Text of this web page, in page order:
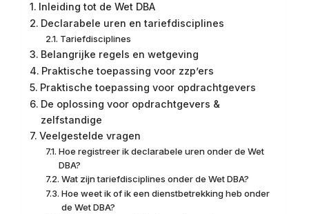
Inleiding tot de Wet DBA
Declarabele uren en tariefdisciplines
Tariefdisciplines
Belangrijke regels en wetgeving
Praktische toepassing voor zzp’ers
Praktische toepassing voor opdrachtgevers
De oplossing voor opdrachtgevers &
zelfstandige
Veelgestelde vragen
Hoe registreer ik declarabele uren onder de Wet
DBA?
Wat zijn tariefdisciplines onder de Wet DBA?
Hoe weet ik of ik een dienstbetrekking heb onder
de Wet DBA?